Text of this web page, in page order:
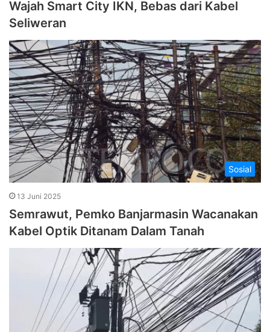
Wajah Smart City IKN, Bebas dari Kabel
Seliweran
Sosial
13 Juni 2025
Semrawut, Pemko Banjarmasin Wacanakan
Kabel Optik Ditanam Dalam Tanah